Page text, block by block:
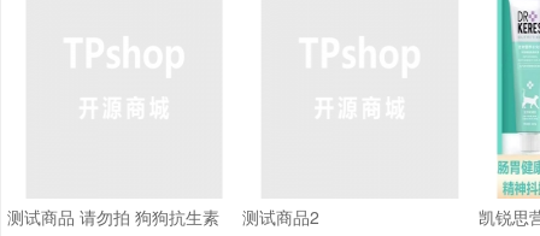
测试商品 请勿拍 狗狗抗生素
测试商品2